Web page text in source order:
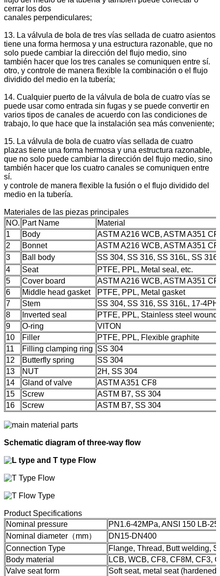
cerrar los dos
canales perpendiculares;
13. La válvula de bola de tres vías sellada de cuatro asientos
tiene una forma hermosa y una estructura razonable, que no
solo puede cambiar la dirección del flujo medio, sino
también hacer que los tres canales se comuniquen entre sí.
otro, y controle de manera flexible la combinación o el flujo
dividido del medio en la tubería;
14. Cualquier puerto de la válvula de bola de cuatro vías se
puede usar como entrada sin fugas y se puede convertir en
varios tipos de canales de acuerdo con las condiciones de
trabajo, lo que hace que la instalación sea más conveniente;
15. La válvula de bola de cuatro vías sellada de cuatro
plazas tiene una forma hermosa y una estructura razonable,
que no solo puede cambiar la dirección del flujo medio, sino
también hacer que los cuatro canales se comuniquen entre
sí.
y controle de manera flexible la fusión o el flujo dividido del
medio en la tubería.
Materiales de las piezas principales
NO. Part Name
Material
1
Body
ASTM A216 WCB, ASTM A351
2
Bonnet
ASTM A216 WCB, ASTM A351
3
Ball body
SS 304, SS 316, SS 316L, SS
4
Seat
PTFE, PPL, Metal seal, etc.
5
Cover board
ASTM A216 WCB, ASTM A351
6
Middle head gasket
PTFE, PPL, Metal gasket
7
Stem
SS 304, SS 316, SS 316L, 17-
8
Inverted seal
PTFE, PPL, Stainless steel wound
9
O-ring
VITON
10
Filler
PTFE, PPL, Flexible graphite
11
Filling clamping ring
SS 304
12
Butterfly spring
SS 304
13
NUT
2H, SS 304
14
Gland of valve
ASTM A351 CF8
15
Screw
ASTM B7, SS 304
16
Screw ASTM B7, SS 304
Schematic diagram of three-way flow
Product Specifications
Nominal pressure
PN1.6-42MPa, ANSI 150 LB-
Nominal diameter（mm）
DN15-DN400
Connection Type
Flange, Thread, Butt welding,
Body material
LCB, WCB, CF8, CF8M, CF3,
Valve seat form
Soft seat, metal seat (hardened